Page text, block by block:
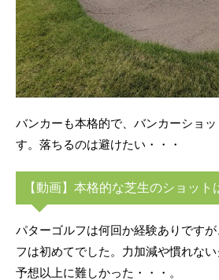
バンカーも本格的で、バンカーショ
す。落ちるのは避けたい・・・
【動画】本格的な芝生のショット
パターゴルフは何回か経験ありです
フは初めてでした。力加減や慣れな
予想以上に難しかった・・・。